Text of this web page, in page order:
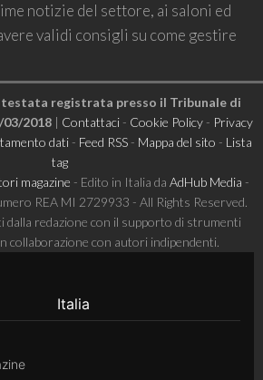
notizie del settore, ai saloni ed
validi consigli su come gestire
registrata presso il Tribunale di
2018| Contattaci- Cookie Policy- Privacy
dati- Feed RSS- Mappa del sito - Lista
tag
magazine - Edito in Italia da AdHub Media -
REA MI 2729933 - All Rights Reserved.
dalla redazione con il supporto di strumenti
collaborazione con autori indipendenti.
Italia